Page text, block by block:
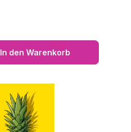
In den Warenkorb